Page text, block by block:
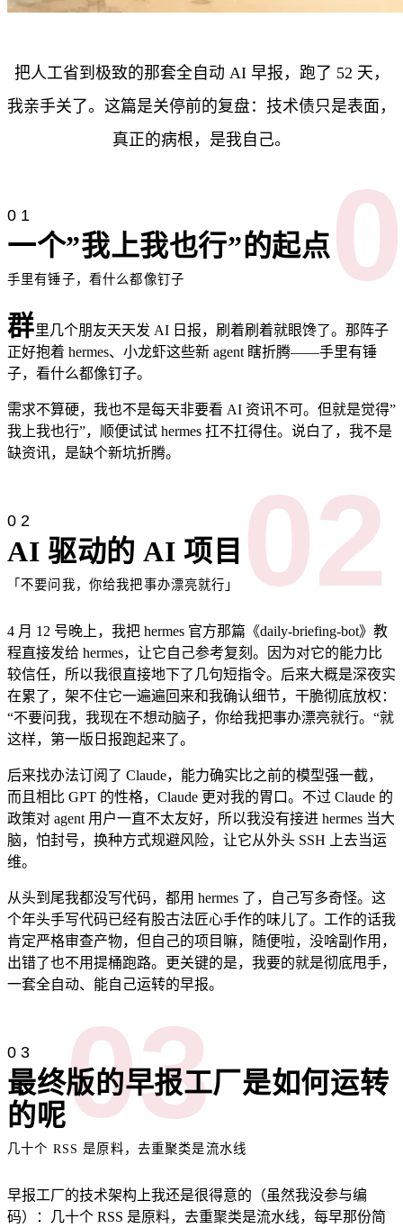
把人工省到极致的那套全自动 AI 早报，跑了 52 天，
我亲手关了。这篇是关停前的复盘：技术债只是表面，
真正的病根，是我自己。
01
一个”我上我也行”的起点
手里有锤子，看什么都像钉子
群里几个朋友天天发 AI 日报，刷着刷着就眼馋了。那阵子
正好抱着 hermes、小龙虾这些新 agent 瞎折腾——手里有锤
子，看什么都像钉子。
需求不算硬，我也不是每天非要看 AI 资讯不可。但就是觉得”
我上我也行”，顺便试试 hermes 扛不扛得住。说白了，我不是
缺资讯，是缺个新坑折腾。
02
AI 驱动的 AI 项目 02
「不要问我，你给我把事办漂亮就行」
4 月 12 号晚上，我把 hermes 官方那篇《daily-briefing-bot》教
程直接发给 hermes，让它自己参考复刻。因为对它的能力比
较信任，所以我很直接地下了几句短指令。后来大概是深夜实
在累了，架不住它一遍遍回来和我确认细节，干脆彻底放权：
“不要问我，我现在不想动脑子，你给我把事办漂亮就行。“就
这样，第一版日报跑起来了。
后来找办法订阅了 Claude，能力确实比之前的模型强一截，
而且相比 GPT 的性格，Claude 更对我的胃口。不过 Claude 的
政策对 agent 用户一直不太友好，所以我没有接进 hermes 当大
脑，怕封号，换种方式规避风险，让它从外头 SSH 上去当运
维。
从头到尾我都没写代码，都用 hermes 了，自己写多奇怪。这
个年头手写代码已经有股古法匠心手作的味儿了。工作的话我
肯定严格审查产物，但自己的项目嘛，随便啦，没啥副作用，
出错了也不用提桶跑路。更关键的是，我要的就是彻底甩手，
一套全自动、能自己运转的早报。
03
最终版的早报工厂是如何运转
的呢03
几十个 RSS 是原料，去重聚类是流水线
早报工厂的技术架构上我还是很得意的（虽然我没参与编
码）：几十个 RSS 是原料，去重聚类是流水线，每早那份简